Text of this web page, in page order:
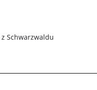
Schwarzwaldu